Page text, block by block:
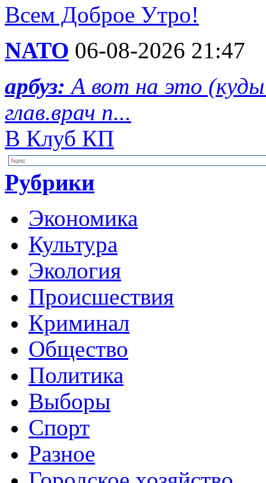
Всем Доброе Утро!
NATO 06-08-2026 21:47
арбуз:А вот на это
глав.врач п...
В Клуб КП
Рубрики
Экономика
Культура
Экология
Происшествия
Криминал
Общество
Политика
Выборы
Спорт
Разное